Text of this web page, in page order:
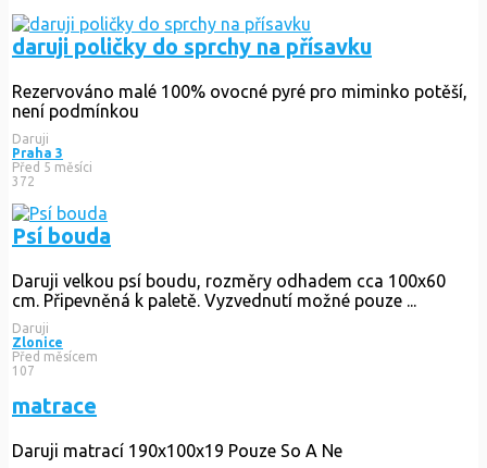
daruji poličky do sprchy na přísavku
Rezervováno malé 100% ovocné pyré pro miminko potěší,
není podmínkou
Daruji
Praha 3
Před 5 měsíci
372
Psí bouda
Daruji velkou psí boudu, rozměry odhadem cca 100x60
cm. Připevněná k paletě. Vyzvednutí možné pouze ...
Daruji
Zlonice
Před měsícem
107
matrace
Daruji matrací 190x100x19 Pouze So A Ne